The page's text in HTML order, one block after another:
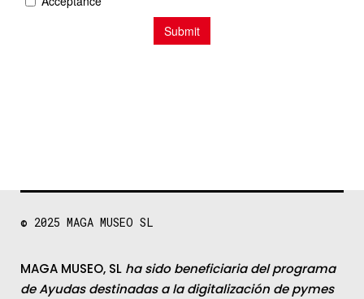
© 2025 MAGA MUSEO SL
MAGA MUSEO, SL ha sido beneficiaria del programa
de Ayudas destinadas a la digitalización de pymes